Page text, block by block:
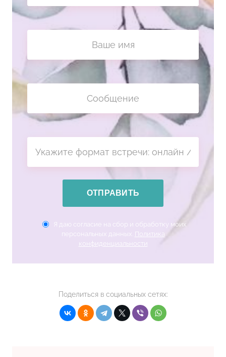
ОТПРАВИТЬ
Я даю согласие на сбор и обработку моих
персональных данных. Политика
конфиденциальности
Поделиться в социальных сетях: